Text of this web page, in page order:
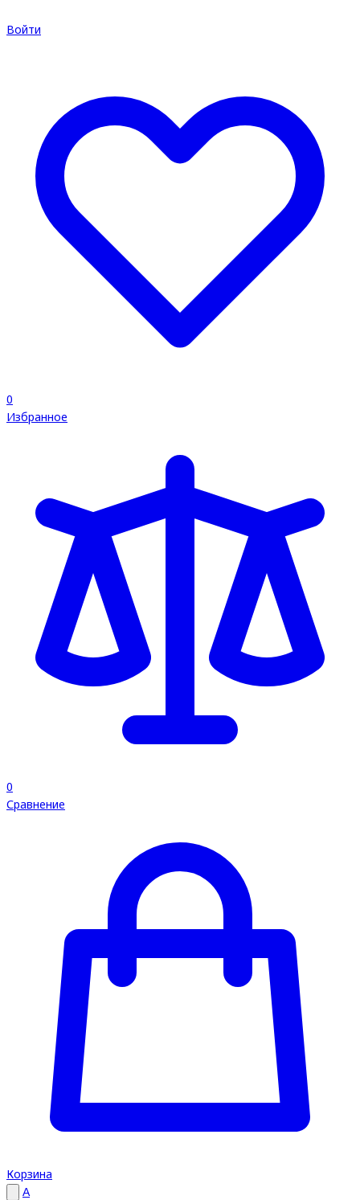
Войти
0
Избранное
0
Сравнение
Корзина
A